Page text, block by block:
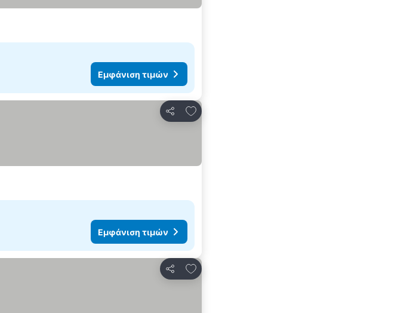
Εμφάνιση τιμών
Κοινοποίηση
Προσθήκη στα αγαπημένα
Εμφάνιση τιμών
Κοινοποίηση
Προσθήκη στα αγαπημένα